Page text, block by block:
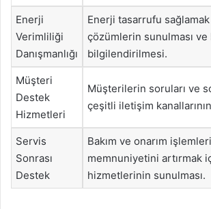
Enerji
Verimliliği
Danışmanlığı
Enerji tasarrufu
çözümlerin sunulması ve
bilgilendirilmesi.
Müşteri
Destek
Hizmetleri
Müşterilerin soruları ve
çeşitli iletişim
Servis
Sonrası
Destek
Bakım ve onarım
memnuniyetini artırmak
hizmetlerinin sunulması.